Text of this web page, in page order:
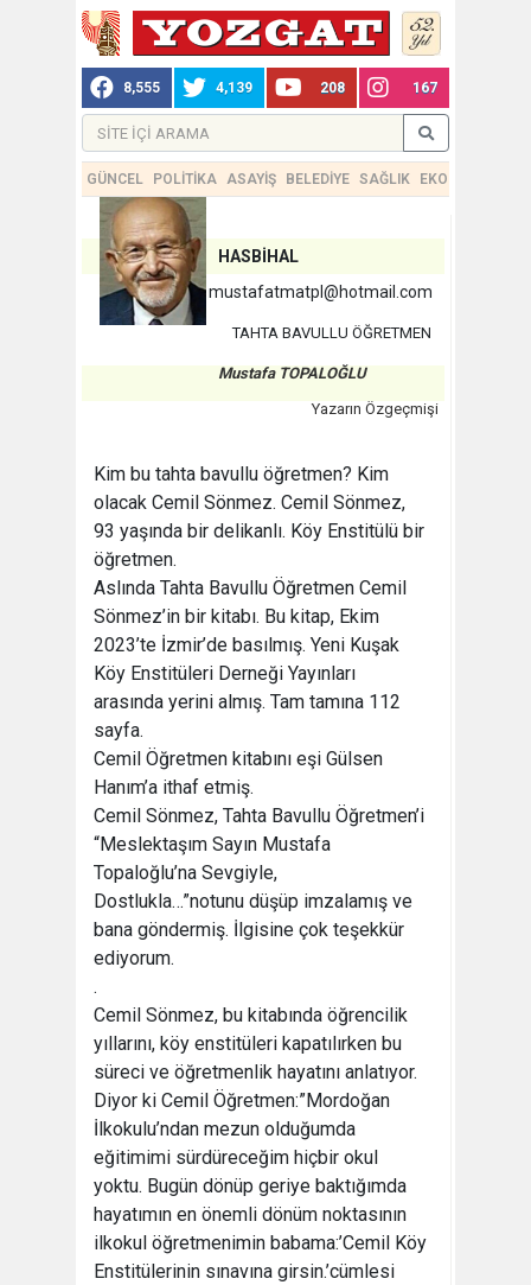
8,555 4,139 208 167
GÜNCEL POLİTİKA ASAYİŞ BELEDİYE SAĞLIK EKONOMİ
HASBİHAL
mustafatmatpl@hotmail.com
TAHTA BAVULLU ÖĞRETMEN
Mustafa TOPALOĞLU
Yazarın Özgeçmişi
Kim bu tahta bavullu öğretmen? Kim
olacak Cemil Sönmez. Cemil Sönmez,
93 yaşında bir delikanlı. Köy Enstitülü bir
öğretmen.
Aslında Tahta Bavullu Öğretmen Cemil
Sönmez’in bir kitabı. Bu kitap, Ekim
2023’te İzmir’de basılmış. Yeni Kuşak
Köy Enstitüleri Derneği Yayınları
arasında yerini almış. Tam tamına 112
sayfa.
Cemil Öğretmen kitabını eşi Gülsen
Hanım’a ithaf etmiş.
Cemil Sönmez, Tahta Bavullu Öğretmen’i
“Meslektaşım Sayın Mustafa
Topaloğlu’na Sevgiyle,
Dostlukla…”notunu düşüp imzalamış ve
bana göndermiş. İlgisine çok teşekkür
ediyorum.
.
Cemil Sönmez, bu kitabında öğrencilik
yıllarını, köy enstitüleri kapatılırken bu
süreci ve öğretmenlik hayatını anlatıyor.
Diyor ki Cemil Öğretmen:”Mordoğan
İlkokulu’ndan mezun olduğumda
eğitimimi sürdüreceğim hiçbir okul
yoktu. Bugün dönüp geriye baktığımda
hayatımın en önemli dönüm noktasının
ilkokul öğretmenimin babama:’Cemil Köy
Enstitülerinin sınavına girsin.’cümlesi